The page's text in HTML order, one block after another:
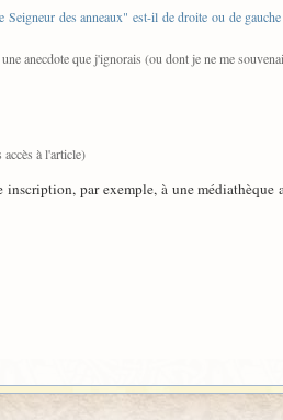
des anneaux" est-il de droite ou de
anecdote que j'ignorais (ou dont je ne me
à l'article)
par exemple, à une médiathèque